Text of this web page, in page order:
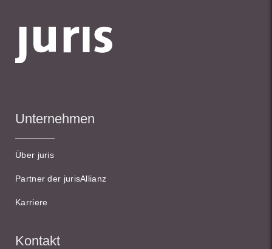
Unternehmen
Über juris
Partner der jurisAllianz
Karriere
Kontakt